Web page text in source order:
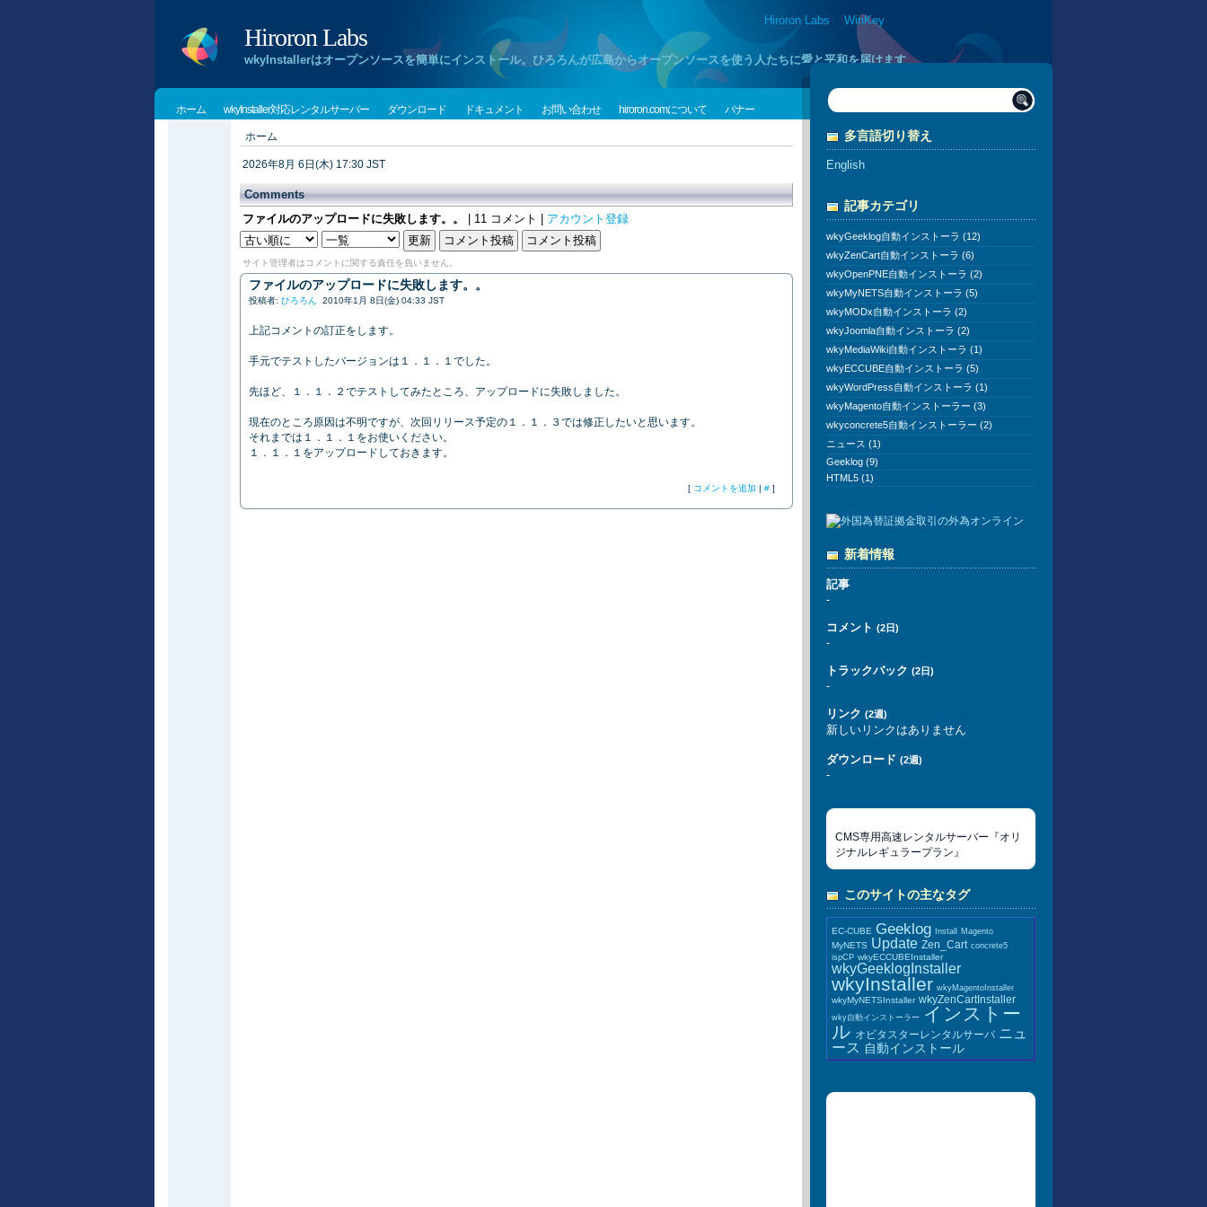
Hiroron Labs :: WinKey
Hiroron Labs
wkyInstallerはオープンソースを簡単にインストール。ひろろんが広島からオープンソースを使う人たちに愛と平和を届けます
ホーム wkyInstaller対応レンタルサーバー ダウンロード ドキュメント お問い合わせ hiroron.comについて バナー
ホーム
2026年8月 6日(木) 17:30 JST
Comments
ファイルのアップロードに失敗します。。
| 11 コメント | アカウント登録
サイト管理者はコメントに関する責任を負いません。
ファイルのアップロードに失敗します。。
投稿者: ひろろん 2010年1月 8日(金) 04:33 JST
上記コメントの訂正をします。
手元でテストしたバージョンは１．１．１でした。
先ほど、１．１．２でテストしてみたところ、アップロードに失敗しました。
現在のところ原因は不明ですが、次回リリース予定の１．１．３では修正したいと思います。
それまでは１．１．１をお使いください。
１．１．１をアップロードしておきます。
[ コメントを追加 | # ]
多言語切り替え
English
記事カテゴリ
wkyGeeklog自動インストーラ (12)
wkyZenCart自動インストーラ (6)
wkyOpenPNE自動インストーラ (2)
wkyMyNETS自動インストーラ (5)
wkyMODx自動インストーラ (2)
wkyJoomla自動インストーラ (2)
wkyMediaWiki自動インストーラ (1)
wkyECCUBE自動インストーラ (5)
wkyWordPress自動インストーラ (1)
wkyMagento自動インストーラー (3)
wkyconcrete5自動インストーラー (2)
ニュース (1)
Geeklog (9)
HTML5 (1)
新着情報
記事
-
コメント (2日)
-
トラックバック (2日)
-
リンク (2週)
新しいリンクはありません
ダウンロード (2週)
-
CMS専用高速レンタルサーバー『オリ
ジナルレギュラープラン』
このサイトの主なタグ
EC-CUBE Geeklog Install Magento
MyNETS Update Zen_Cart concrete5
ispCP wkyECCUBEInstaller
wkyGeeklogInstaller
wkyInstaller wkyMagentoInstaller
wkyMyNETSInstaller wkyZenCartInstaller
wky自動インストーラー インストー
ル オビタスターレンタルサーバ ニュ
ース 自動インストール